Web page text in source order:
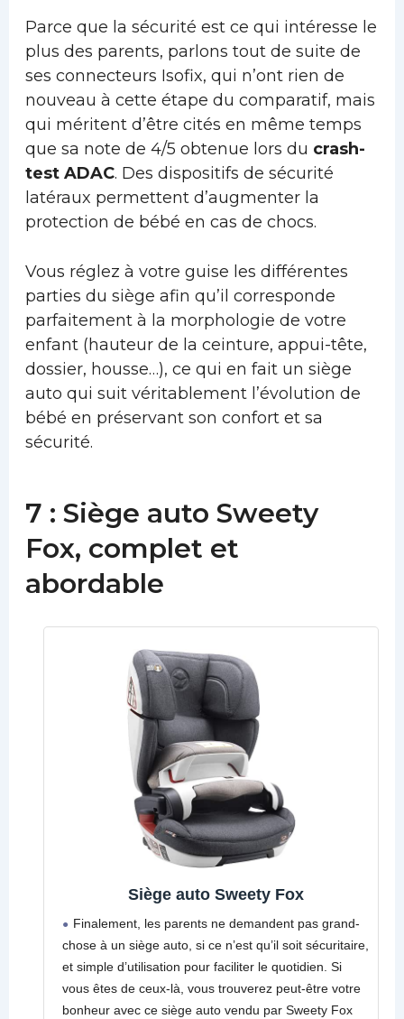
Parce que la sécurité est ce qui intéresse le
plus des parents, parlons tout de suite de
ses connecteurs Isofix, qui n’ont rien de
nouveau à cette étape du comparatif, mais
qui méritent d’être cités en même temps
que sa note de 4/5 obtenue lors du crash-
test ADAC. Des dispositifs de sécurité
latéraux permettent d’augmenter la
protection de bébé en cas de chocs.
Vous réglez à votre guise les différentes
parties du siège afin qu’il corresponde
parfaitement à la morphologie de votre
enfant (hauteur de la ceinture, appui-tête,
dossier, housse…), ce qui en fait un siège
auto qui suit véritablement l’évolution de
bébé en préservant son confort et sa
sécurité.
7 : Siège auto Sweety
Fox, complet et
abordable
Siège auto Sweety Fox
Finalement, les parents ne demandent pas grand-
chose à un siège auto, si ce n’est qu’il soit sécuritaire,
et simple d’utilisation pour faciliter le quotidien. Si
vous êtes de ceux-là, vous trouverez peut-être votre
bonheur avec ce siège auto vendu par Sweety Fox